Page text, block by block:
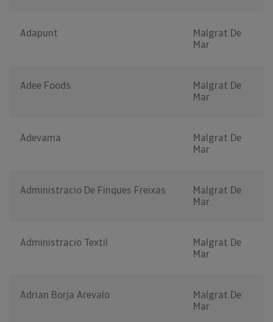
Adapunt
Malgrat De
Mar
Adee Foods
Malgrat De
Mar
Adevama
Malgrat De
Mar
Administracio De Finques Freixas
Malgrat De
Mar
Administracio Textil
Malgrat De
Mar
Adrian Borja Arevalo
Malgrat De
Mar